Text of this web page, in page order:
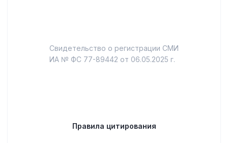
Свидетельство о регистрации СМИ
ИА № ФС 77-89442 от 06.05.2025 г.
Правила цитирования